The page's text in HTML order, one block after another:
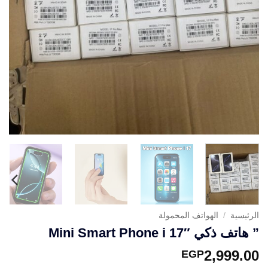
الرئيسية / الهواتف المحمولة
” هاتف ذكي Mini Smart Phone i 17″
EGP2,999.00